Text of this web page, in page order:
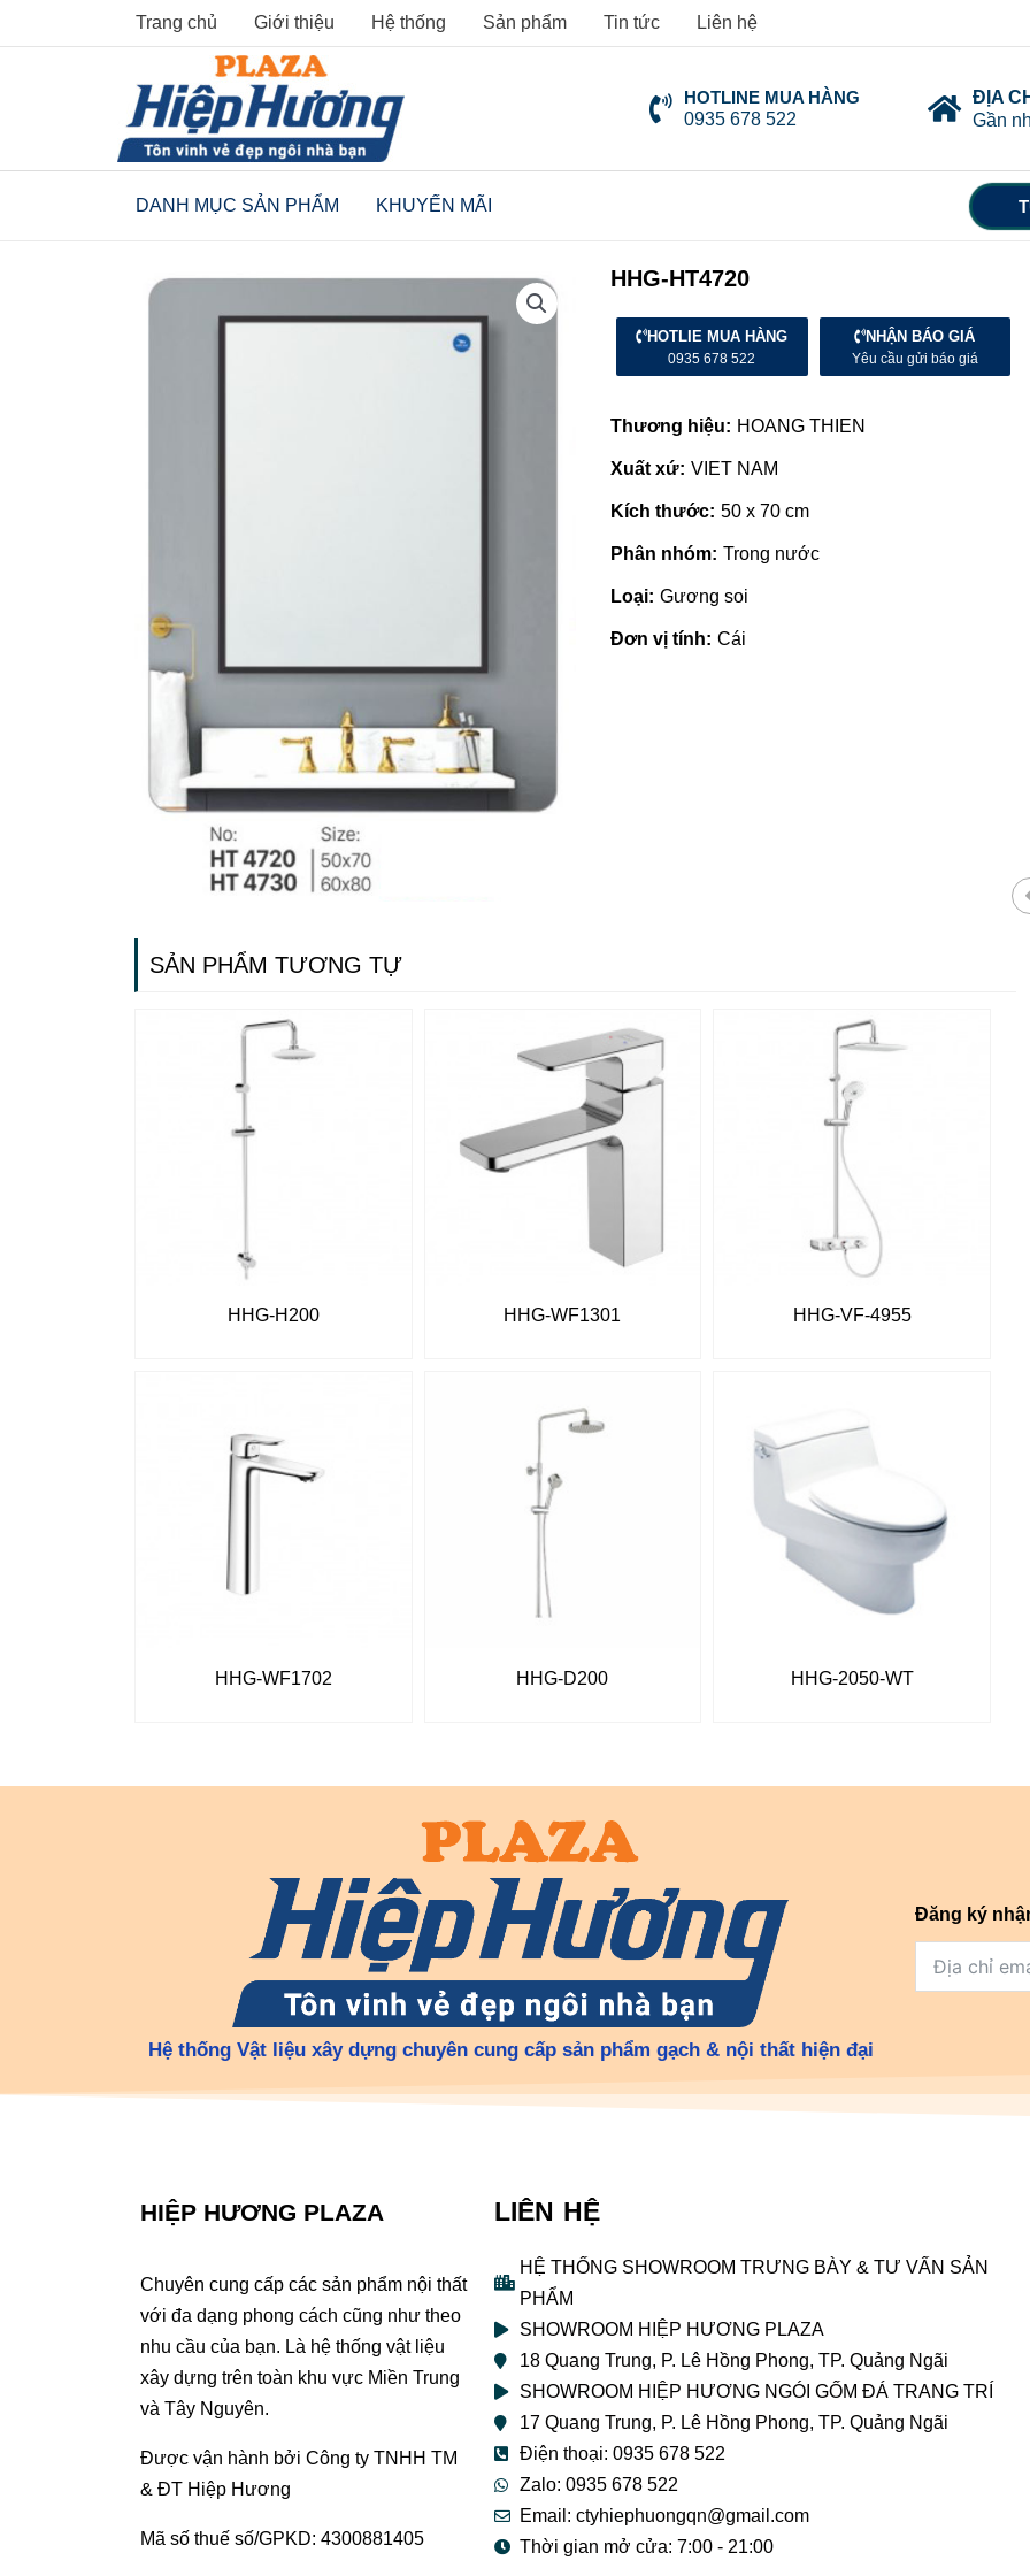
to
Trang chủ Giới thiệu Hệ thống Sản phẩm Tin tức Liên hệ
HOTLINE MUA HÀNG
0935 678 522
ĐỊA
Gần
DANH MỤC SẢN PHẨM KHUYẾN MÃI
HHG-HT4720
HOTLIE MUA HÀNG
0935 678 522
NHẬN BÁO GIÁ
Yêu cầu gửi báo giá
Thương hiệu: HOANG THIEN
Xuất xứ: VIET NAM
Kích thước: 50 x 70 cm
Phân nhóm: Trong nước
Loại: Gương soi
Đơn vị tính: Cái
SẢN PHẨM TƯƠNG TỰ
HHG-H200 HHG-WF1301 HHG-VF-4955
HHG-WF1702 HHG-D200 HHG-2050-WT
Hệ thống Vật liệu xây dựng chuyên cung cấp sản phẩm gạch & nội thất hiện đại
Đăng ký
HIỆP HƯƠNG PLAZA
Chuyên cung cấp các sản phẩm nội thất
với đa dạng phong cách cũng như theo
nhu cầu của bạn. Là hệ thống vật liệu
xây dựng trên toàn khu vực Miền Trung
và Tây Nguyên.
Được vận hành bởi Công ty TNHH TM
& ĐT Hiệp Hương
Mã số thuế số/GPKD: 4300881405
LIÊN HỆ
HỆ THỐNG SHOWROOM TRƯNG BÀY & TƯ VẤN SẢN
PHẨM
SHOWROOM HIỆP HƯƠNG PLAZA
18 Quang Trung, P. Lê Hồng Phong, TP. Quảng Ngãi
SHOWROOM HIỆP HƯƠNG NGÓI GỐM ĐÁ TRANG TRÍ
17 Quang Trung, P. Lê Hồng Phong, TP. Quảng Ngãi
Điện thoại: 0935 678 522
Zalo: 0935 678 522
Email: ctyhiephuongqn@gmail.com
Thời gian mở cửa: 7:00 - 21:00